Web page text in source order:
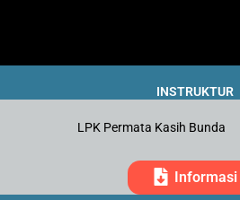
INSTRUKTUR
LPK Permata Kasih Bunda
Informasi